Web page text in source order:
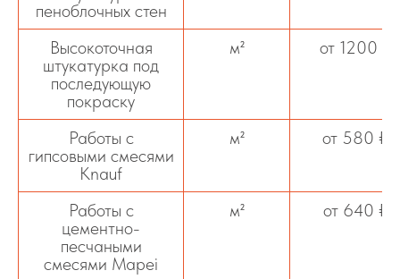
пеноблочных стен
Высокоточная
штукатурка под
последующую
покраску
м² от 1200 ₽
Работы с
гипсовыми смесями
Knauf
м² от 580 ₽
Работы с
цементно-
песчаными
смесями Mapei
м² от 640 ₽